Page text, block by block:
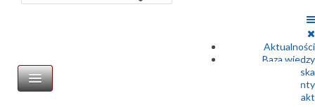
Aktualności
Baza wiedzy
Zgłoszenie osuwiska
Dokumenty
Kontakt